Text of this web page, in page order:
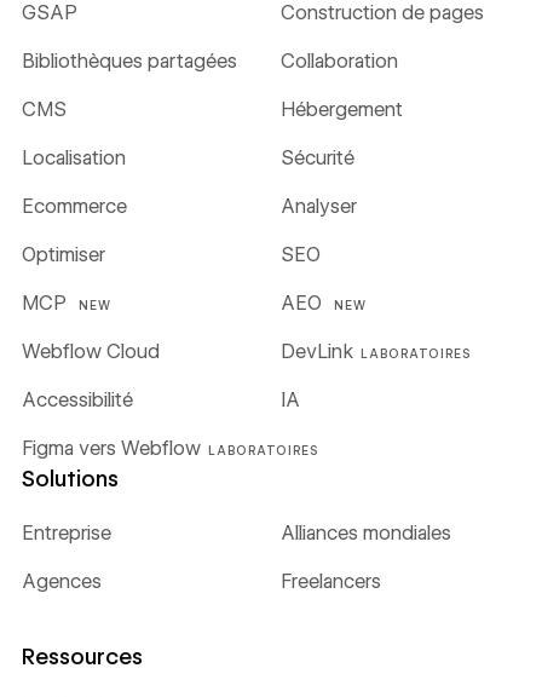
GSAP Construction de pages
Bibliothèques partagées Collaboration
CMS Hébergement
Localisation Sécurité
Ecommerce Analyser
Optimiser SEO
MCP NEW AEO NEW
Webflow Cloud DevLink LABORATOIRES
Figma vers Webflow LABORATOIRES
Accessibilité IA
Solutions
Entreprise Alliances mondiales
Agences Freelancers
Ressources